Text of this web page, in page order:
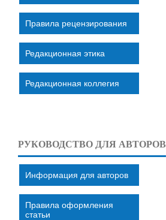
Правила рецензирования
Редакционная этика
Редакционная коллегия
РУКОВОДСТВО ДЛЯ АВТОРОВ
Информация для авторов
Правила оформления
статьи